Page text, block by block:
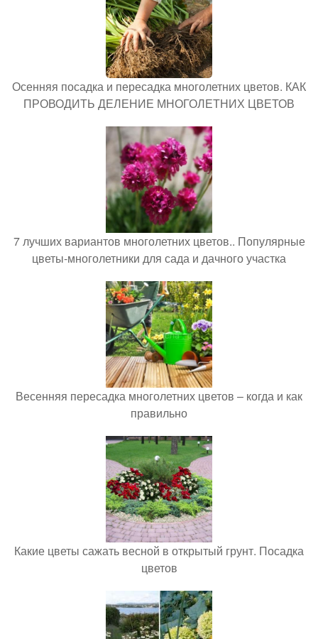
Осенняя посадка и пересадка многолетних цветов. КАК
ПРОВОДИТЬ ДЕЛЕНИЕ МНОГОЛЕТНИХ ЦВЕТОВ
7 лучших вариантов многолетних цветов.. Популярные
цветы-многолетники для сада и дачного участка
Весенняя пересадка многолетних цветов – когда и как
правильно
Какие цветы сажать весной в открытый грунт. Посадка
цветов